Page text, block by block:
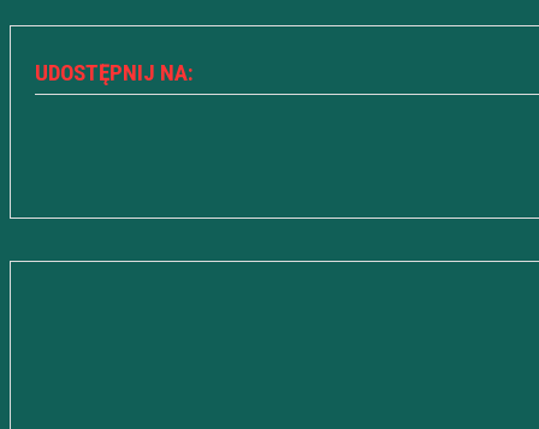
UDOSTĘPNIJ NA: